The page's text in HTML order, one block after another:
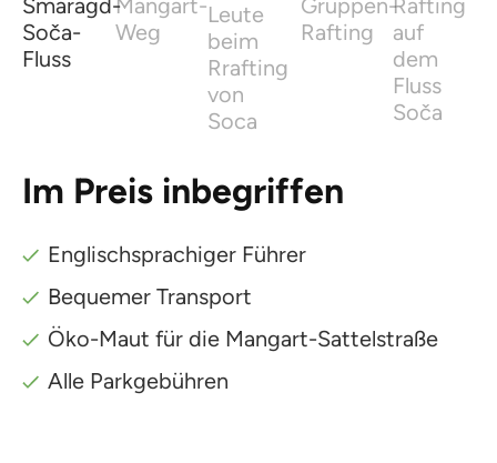
Im Preis inbegriffen
Englischsprachiger Führer
Bequemer Transport
Öko-Maut für die Mangart-Sattelstraße
Alle Parkgebühren